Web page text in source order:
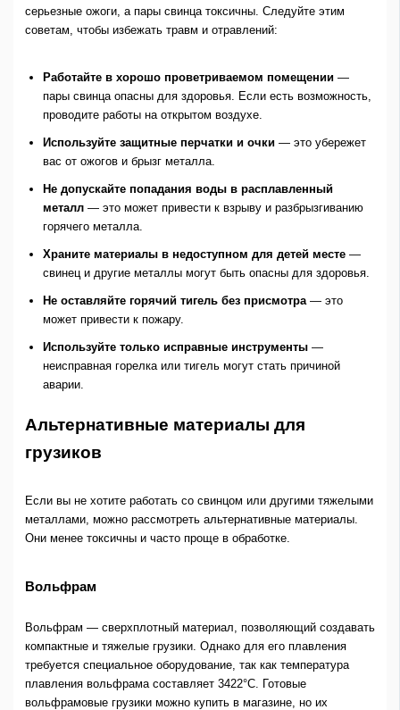
серьезные ожоги, а пары свинца токсичны. Следуйте этим
советам, чтобы избежать травм и отравлений:
Работайте в хорошо проветриваемом помещении—
пары свинца опасны для здоровья. Если есть возможность,
проводите работы на открытом воздухе.
Используйте защитные перчатки и очки— это убережет
вас от ожогов и брызг металла.
Не допускайте попадания воды в расплавленный
металл— это может привести к взрыву и разбрызгиванию
горячего металла.
Храните материалы в недоступном для детей месте—
свинец и другие металлы могут быть опасны для здоровья.
Не оставляйте горячий тигель без присмотра— это
может привести к пожару.
Используйте только исправные инструменты—
неисправная горелка или тигель могут стать причиной
аварии.
Альтернативные материалы для
грузиков
Если вы не хотите работать со свинцом или другими тяжелыми
металлами, можно рассмотреть альтернативные материалы.
Они менее токсичны и часто проще в обработке.
Вольфрам
Вольфрам — сверхплотный материал, позволяющий создавать
компактные и тяжелые грузики. Однако для его плавления
требуется специальное оборудование, так как температура
плавления вольфрама составляет 3422°C. Готовые
вольфрамовые грузики можно купить в магазине, но их